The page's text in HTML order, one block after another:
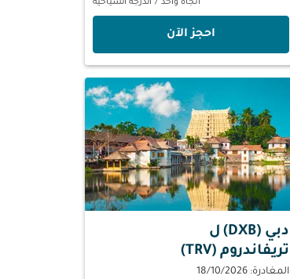
اتجاه واحد / الدرجة السياحية
‫احجز الآن‬
دبي (DXB)
ل
تريفاندروم (TRV)
المغادرة: 18/10/2026